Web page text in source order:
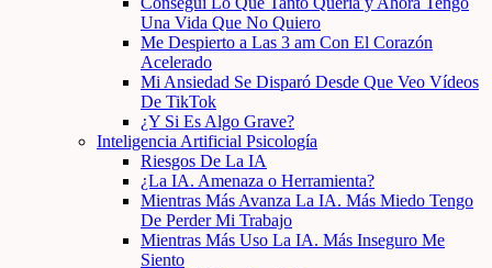
Una Vida Que No Quiero
Me Despierto a Las 3 am Con El Corazón
Acelerado
Mi Ansiedad Se Disparó Desde Que Veo Vídeos
De TikTok
¿Y Si Es Algo Grave?
Inteligencia Artificial Psicología
Riesgos De La IA
¿La IA. Amenaza o Herramienta?
Mientras Más Avanza La IA. Más Miedo Tengo
De Perder Mi Trabajo
Mientras Más Uso La IA. Más Inseguro Me
Siento